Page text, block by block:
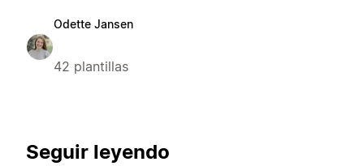
Odette Jansen
42 plantillas
Seguir leyendo